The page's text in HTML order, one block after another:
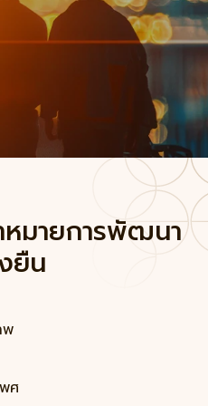
หมายการพัฒนา
ยืน
พ
ศ